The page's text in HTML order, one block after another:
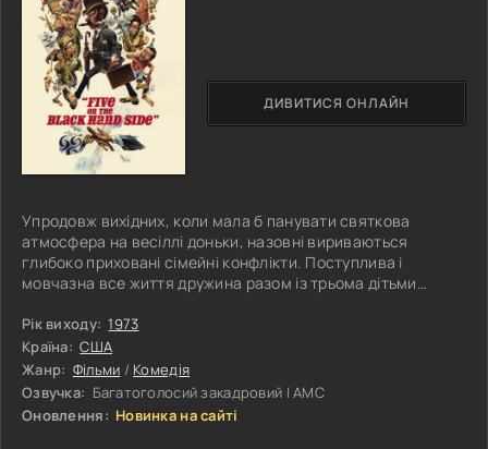
Упродовж вихідних, коли мала б панувати святкова
атмосфера на весіллі доньки, назовні вириваються
глибоко приховані сімейні конфлікти. Поступлива і
мовчазна все життя дружина разом із трьома дітьми
авторитарного глави родини. Чоловік роками придушував
індивідуальність кожного з них, нав’язуючи свої
переконання, контролюючи кожен крок дружини й не
залишаючи місця для поваги чи співчуття. Та цього разу
все змінюється: терпіння Місіс Брукс
Рік виходу: 1973
Країна: США
Жанр: Фільми / Комедія
Озвучка: Багатоголосий закадровий | АМС
Оновлення: Новинка на сайті
ДИВИТИСЯ ОНЛАЙН